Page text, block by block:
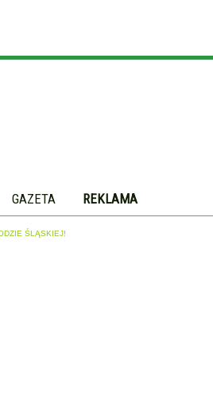
GAZETA REKLAMA
ŚLĄSKIEJ!